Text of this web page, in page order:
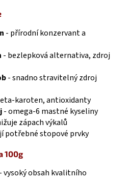
- přírodní konzervant a
- bezlepková alternativa, zdroj
- snadno stravitelný zdroj
karoten, antioxidanty
- omega-6 mastné kyseliny
zápach výkalů
potřebné stopové prvky
100g
- vysoký obsah kvalitního